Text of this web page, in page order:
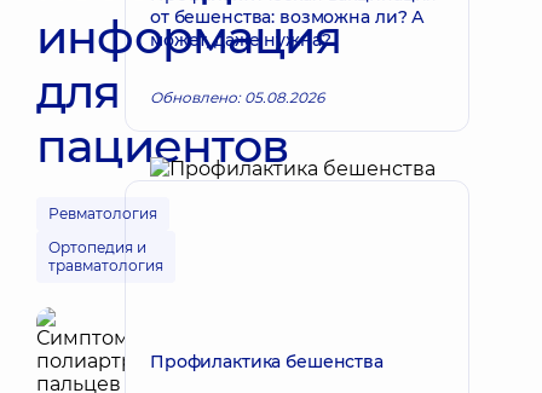
информация
для
пациентов
Ревматология
Ортопедия и
травматология
от бешенства: возможна ли? А
может, даже нужна?
Обновлено: 05.08.2026
Профилактика бешенства